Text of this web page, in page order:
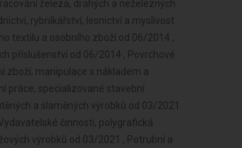
železa, drahých a neželezných
rybníkářství, lesnictví a myslivost
textilu a osobního zboží od 06/2014 ,
příslušenství od 06/2014 , Povrchové
zboží, manipulace s nákladem a
práce, specializované stavební
a slaměných výrobků od 03/2021
činnosti, polygrafická
výrobků od 03/2021 , Potrubní a